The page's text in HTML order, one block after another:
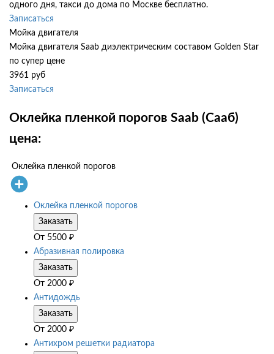
одного дня, такси до дома по Москве бесплатно.
Записаться
Мойка двигателя
Мойка двигателя Saab диэлектрическим составом Golden Star
по супер цене
3961 руб
Записаться
Оклейка пленкой порогов Saab (Сааб)
цена:
Оклейка пленкой порогов
Оклейка пленкой порогов
Заказать
От 5500 ₽
Абразивная полировка
Заказать
От 2000 ₽
Антидождь
Заказать
От 2000 ₽
Антихром решетки радиатора